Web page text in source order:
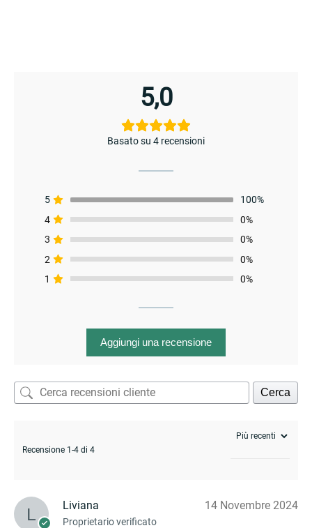
5,0
Basato su 4 recensioni
5
100%
4
0%
3
0%
2
0%
1
0%
Aggiungi una recensione
Cerca
Recensione 1-4 di 4
Liviana
Proprietario verificato
14 Novembre 2024